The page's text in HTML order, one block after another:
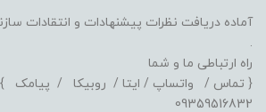
آماده دریافت نظرات پیشنهادات و انتقادات
.
راه ارتباطی ما و شما
{ تماس / واتساپ / ایتا / روبیکا / پیامک }
09359516832